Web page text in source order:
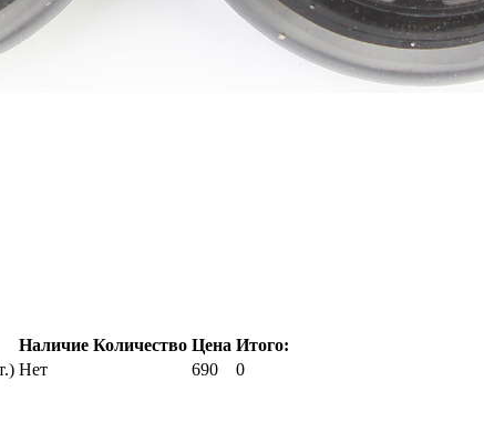
Наличие Количество Цена Итого:
Нет 690
0